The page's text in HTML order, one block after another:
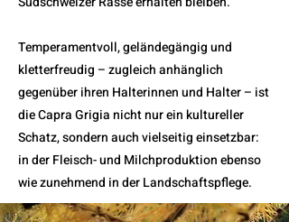
Temperamentvoll, geländegängig und
kletterfreudig – zugleich anhänglich
gegenüber ihren Halterinnen und Halter – ist
die Capra Grigia nicht nur ein kultureller
Schatz, sondern auch vielseitig einsetzbar:
in der Fleisch- und Milchproduktion ebenso
wie zunehmend in der Landschaftspflege.